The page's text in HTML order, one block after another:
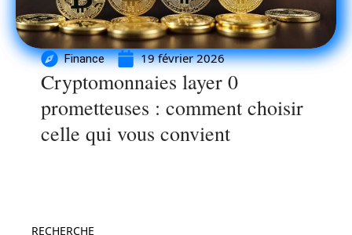
Finance 19 février 2026
Cryptomonnaies layer 0
prometteuses : comment choisir
celle qui vous convient
RECHERCHE